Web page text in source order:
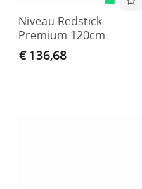
Niveau Redstick
Premium 120cm
€ 136,68